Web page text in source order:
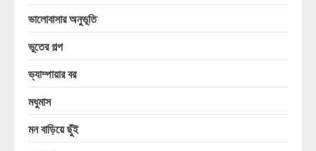
ভালোবাসার অনুভূতি
ভুতের গল্প
ভ্যাম্পায়ার বর
মধুমাস
মন বাড়িয়ে ছুঁই